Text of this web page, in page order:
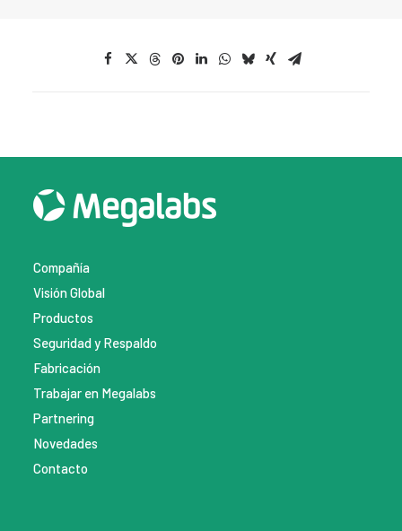
Compañía
Visión Global
Productos
Seguridad y Respaldo
Fabricación
Trabajar en Megalabs
Partnering
Novedades
Contacto